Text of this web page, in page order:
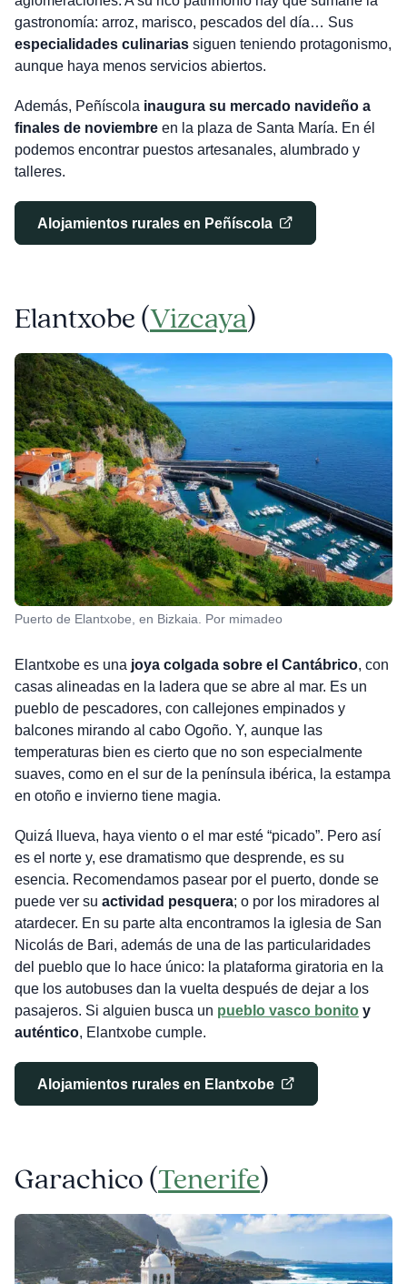
gastronomía: arroz, marisco, pescados del día… Sus
especialidades culinariassiguen teniendo protagonismo,
aunque haya menos servicios abiertos.
Además, Peñíscola inaugura su mercado navideño a
finales de noviembreen la plaza de Santa María. En él
podemos encontrar puestos artesanales, alumbrado y
talleres.
Alojamientos rurales en Peñíscola
Elantxobe (Vizcaya)
Puerto de Elantxobe, en Bizkaia. Por mimadeo
Elantxobe es una joya colgada sobre el Cantábrico, con
casas alineadas en la ladera que se abre al mar. Es un
pueblo de pescadores, con callejones empinados y
balcones mirando al cabo Ogoño. Y, aunque las
temperaturas bien es cierto que no son especialmente
suaves, como en el sur de la península ibérica, la estampa
en otoño e invierno tiene magia.
Quizá llueva, haya viento o el mar esté “picado”. Pero así
es el norte y, ese dramatismo que desprende, es su
esencia. Recomendamos pasear por el puerto, donde se
puede ver su actividad pesquera; o por los miradores al
atardecer. En su parte alta encontramos la iglesia de San
Nicolás de Bari, además de una de las particularidades
del pueblo que lo hace único: la plataforma giratoria en la
que los autobuses dan la vuelta después de dejar a los
pasajeros. Si alguien busca un pueblo vasco bonitoy
auténtico, Elantxobe cumple.
Alojamientos rurales en Elantxobe
Garachico (Tenerife)